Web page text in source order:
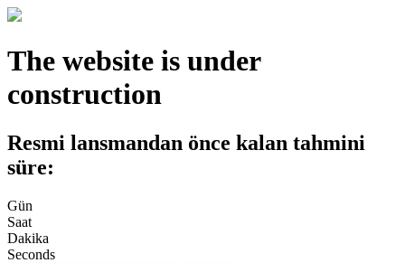
The website is under
construction
Resmi lansmandan önce kalan tahmini
süre:
Gün
Saat
Dakika
Seconds